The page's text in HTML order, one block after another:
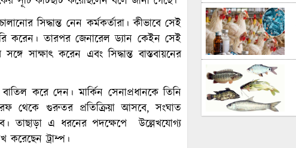
সিদ্ধান্ত নেন কর্মকর্তারা। কীভাবে সেই
করেন। তারপর জেনারেল ড্যান কেইন সেই
সাক্ষাৎ করেন এবং সিদ্ধান্ত বাস্তবায়নের
করে দেন। মার্কিন সেনাপ্রধানকে তিনি
থেকে গুরুতর প্রতিক্রিয়া আসবে, সংঘাত
তাছাড়া এ ধরনের পদক্ষেপে উল্লেখযোগ্য
করেছেন ট্রাম্প।